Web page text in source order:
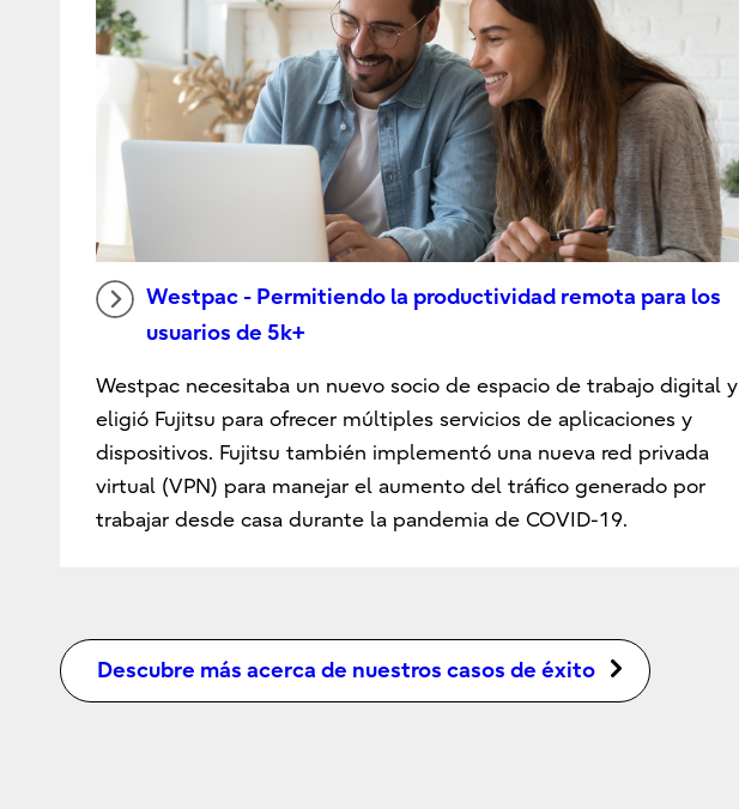
Westpac - Permitiendo la productividad remota para los
usuarios de 5k+
Westpac necesitaba un nuevo socio de espacio de trabajo digital y
eligió Fujitsu para ofrecer múltiples servicios de aplicaciones y
dispositivos. Fujitsu también implementó una nueva red privada
virtual (VPN) para manejar el aumento del tráfico generado por
trabajar desde casa durante la pandemia de COVID-19.
Descubre más acerca de nuestros casos de éxito